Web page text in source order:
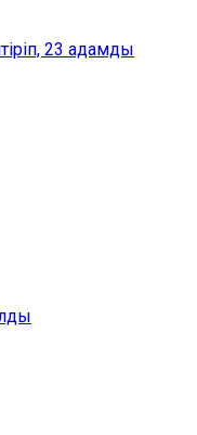
23 адамды